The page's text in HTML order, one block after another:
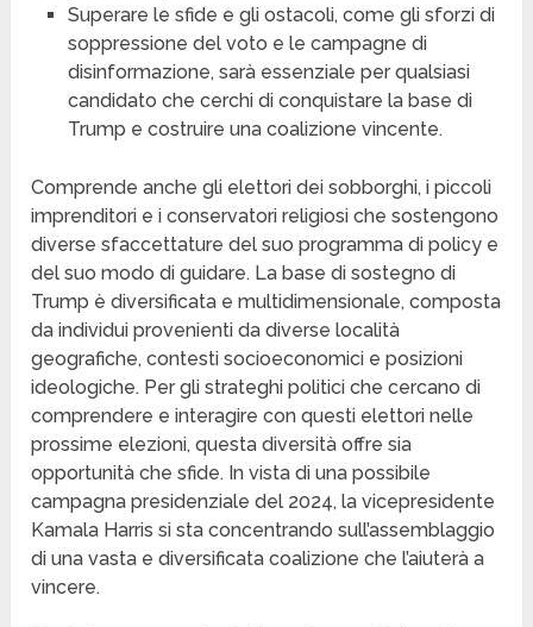
Superare le sfide e gli ostacoli, come gli sforzi di
soppressione del voto e le campagne di
disinformazione, sarà essenziale per qualsiasi
candidato che cerchi di conquistare la base di
Trump e costruire una coalizione vincente.
Comprende anche gli elettori dei sobborghi, i piccoli
imprenditori e i conservatori religiosi che sostengono
diverse sfaccettature del suo programma di policy e
del suo modo di guidare. La base di sostegno di
Trump è diversificata e multidimensionale, composta
da individui provenienti da diverse località
geografiche, contesti socioeconomici e posizioni
ideologiche. Per gli strateghi politici che cercano di
comprendere e interagire con questi elettori nelle
prossime elezioni, questa diversità offre sia
opportunità che sfide. In vista di una possibile
campagna presidenziale del 2024, la vicepresidente
Kamala Harris si sta concentrando sull’assemblaggio
di una vasta e diversificata coalizione che l’aiuterà a
vincere.